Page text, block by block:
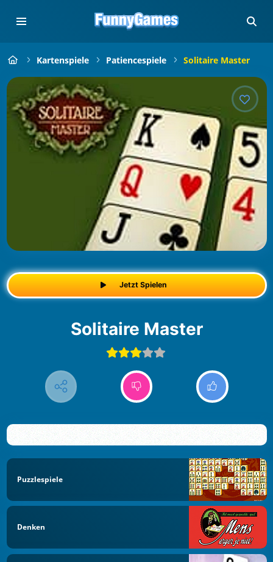
Kartenspiele Patiencespiele Solitaire Master
Jetzt Spielen
Solitaire Master
Puzzlespiele
Denken